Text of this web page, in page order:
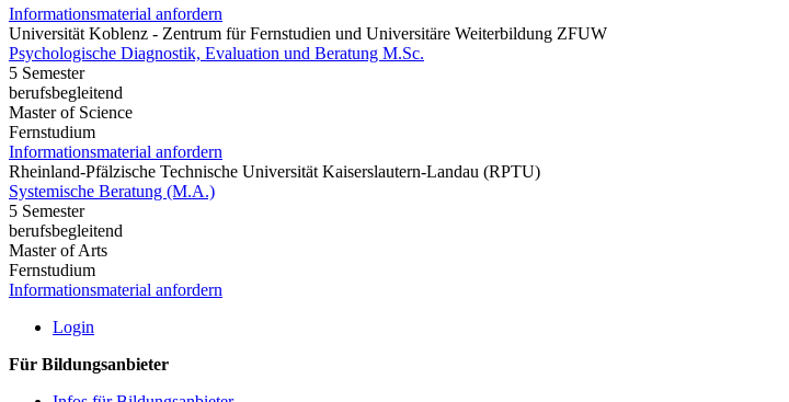
Informationsmaterial anfordern
Universität Koblenz - Zentrum für Fernstudien und Universitäre Weiterbildung ZFUW
Psychologische Diagnostik, Evaluation und Beratung M.Sc.
5 Semester
berufsbegleitend
Master of Science
Fernstudium
Informationsmaterial anfordern
Rheinland-Pfälzische Technische Universität Kaiserslautern-Landau (RPTU)
Systemische Beratung (M.A.)
5 Semester
berufsbegleitend
Master of Arts
Fernstudium
Informationsmaterial anfordern
Login
Für Bildungsanbieter